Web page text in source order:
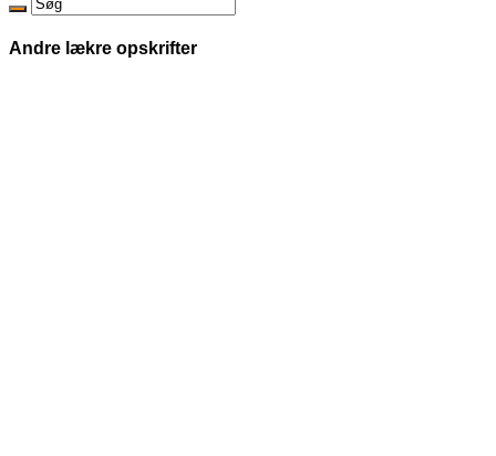
Andre lækre opskrifter